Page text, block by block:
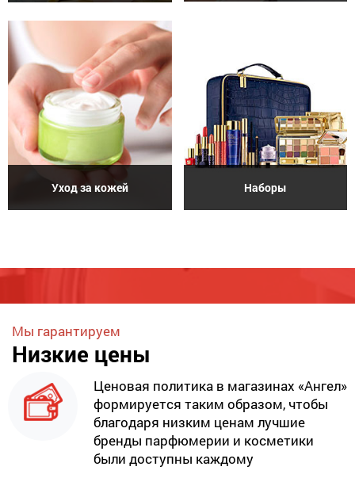
Уход за кожей Наборы
Мы гарантируем
Низкие цены
Ценовая политика в магазинах «Ангел»
формируется таким образом, чтобы
благодаря низким ценам лучшие
бренды парфюмерии и косметики
были доступны каждому